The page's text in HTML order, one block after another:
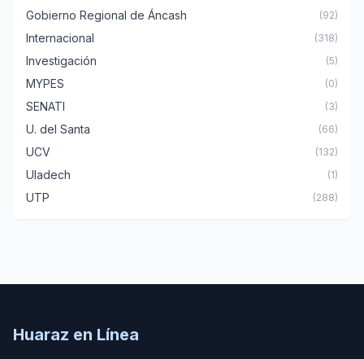
Gobierno Regional de Áncash (92)
Internacional (318)
Investigación (5)
MYPES (0)
SENATI (3)
U. del Santa (66)
UCV (132)
Uladech (1)
UTP (288)
Huaraz en Línea